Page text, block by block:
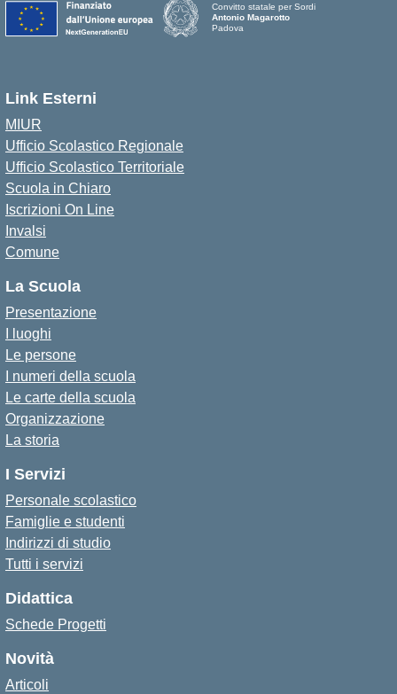
Convitto statale per Sordi
Antonio Magarotto
Padova
Link Esterni
MIUR
Ufficio Scolastico Regionale
Ufficio Scolastico Territoriale
Scuola in Chiaro
Iscrizioni On Line
Invalsi
Comune
La Scuola
Presentazione
I luoghi
Le persone
I numeri della scuola
Le carte della scuola
Organizzazione
La storia
I Servizi
Personale scolastico
Famiglie e studenti
Indirizzi di studio
Tutti i servizi
Didattica
Schede Progetti
Novità
Articoli